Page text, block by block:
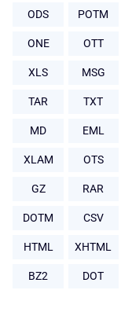
ODS POTM
ONE OTT
XLS MSG
TAR TXT
MD EML
XLAM OTS
GZ RAR
DOTM CSV
HTML XHTML
BZ2 DOT